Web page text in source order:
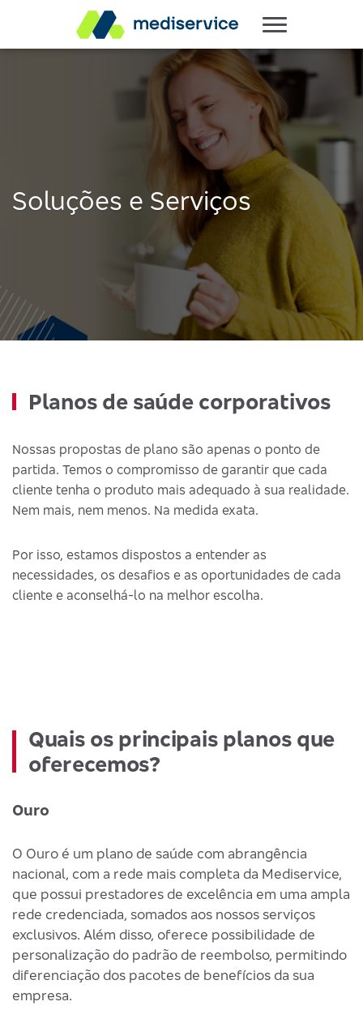
Soluções e Serviços
Planos de saúde corporativos
Nossas propostas de plano são apenas o ponto de
partida. Temos o compromisso de garantir que cada
cliente tenha o produto mais adequado à sua realidade.
Nem mais, nem menos. Na medida exata.
Por isso, estamos dispostos a entender as
necessidades, os desafios e as oportunidades de cada
cliente e aconselhá-lo na melhor escolha.
Quais os principais planos que
oferecemos?
Ouro
O Ouro é um plano de saúde com abrangência
nacional, com a rede mais completa da Mediservice,
que possui prestadores de excelência em uma ampla
rede credenciada, somados aos nossos serviços
exclusivos. Além disso, oferece possibilidade de
personalização do padrão de reembolso, permitindo
diferenciação dos pacotes de benefícios da sua
empresa.